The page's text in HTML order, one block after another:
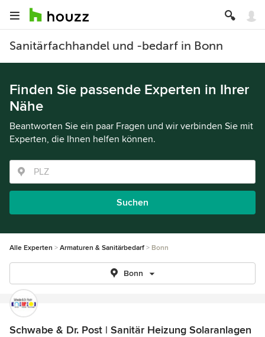
Sanitärfachhandel und -bedarf in Bonn
Finden Sie passende Experten in Ihrer
Nähe
Beantworten Sie ein paar Fragen und wir verbinden Sie mit
Experten, die Ihnen helfen können.
Suchen
Alle Experten Armaturen & Sanitärbedarf Bonn
Bonn
Schwabe & Dr. Post | Sanitär Heizung Solaranlagen